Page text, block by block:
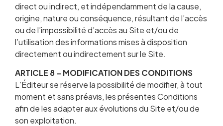
direct ou indirect, et indépendamment de la cause,
origine, nature ou conséquence, résultant de l’accès
ou de l’impossibilité d’accès au Site et/ou de
l’utilisation des informations mises à disposition
directement ou indirectement sur le Site.
ARTICLE 8 – MODIFICATION DES CONDITIONS
L’Éditeur se réserve la possibilité de modifier, à tout
moment et sans préavis, les présentes Conditions
afin de les adapter aux évolutions du Site et/ou de
son exploitation.